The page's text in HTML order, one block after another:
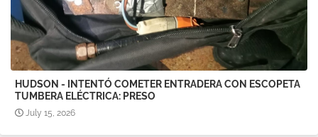
HUDSON - INTENTÓ COMETER ENTRADERA CON ESCOPETA
TUMBERA ELÉCTRICA: PRESO
July 15, 2026